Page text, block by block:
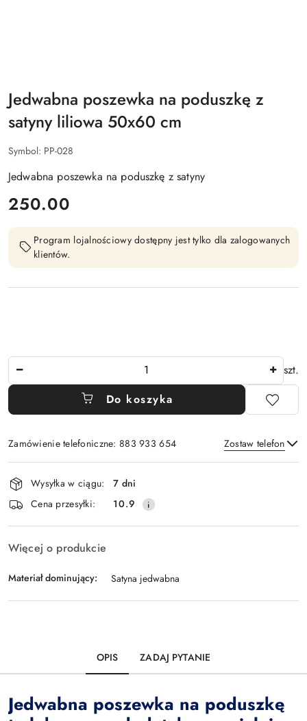
Jedwabna poszewka na poduszkę z
satyny liliowa 50x60 cm
Symbol: PP-028
Jedwabna poszewka na poduszkę z satyny
cena:
250.00
Program lojalnościowy dostępny jest tylko dla zalogowanych
klientów.
szt.
Do koszyka
Zamówienie telefoniczne: 883 933 654 Zostaw telefon
Wyślij
Dostępność
i
dostawa
Wysyłka w ciągu:
7 dni
Cena przesyłki:
10.9
Więcej o produkcie
Materiał dominujący: Satyna jedwabna
OPIS ZADAJ PYTANIE
Jedwabna poszewka na poduszkę